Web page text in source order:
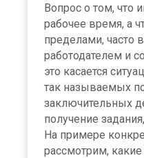
Вопрос о том, что
рабочее время, а
пределами,
работодателем и
это касается
так называемых
заключительных
получение
На примере
рассмотрим,